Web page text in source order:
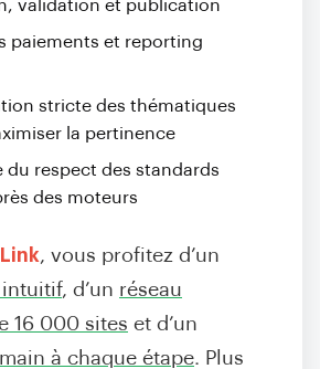
validation et publication
paiements et reporting
stricte des thématiques
la pertinence
du respect des standards
des moteurs
, vous profitez d’un
intuitif, d’un réseau
16 000 sites et d’un
à chaque étape. Plus